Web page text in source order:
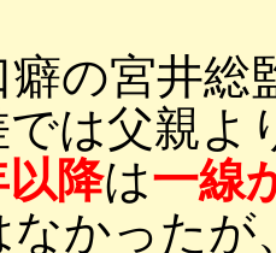
癖の宮井総
では父親よ
以降は一線
なかったが